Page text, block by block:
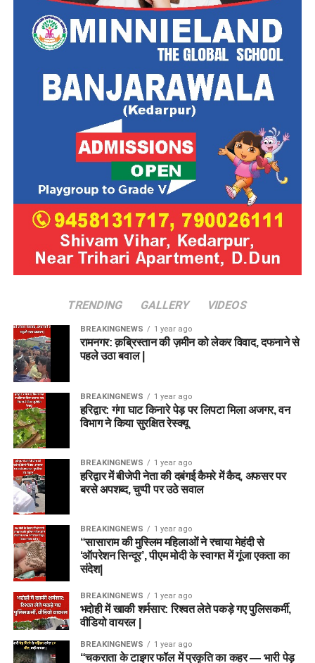
TRENDING GALLERY VIDEOS
BREAKINGNEWS 1 year ago
रामनगर: क़ब्रिस्तान की ज़मीन को लेकर विवाद, दफनाने से
पहले उठा बवाल |
BREAKINGNEWS 1 year ago
हरिद्वार: गंगा घाट किनारे पेड़ पर लिपटा मिला अजगर, वन
विभाग ने किया सुरक्षित रेस्क्यू
BREAKINGNEWS 1 year ago
हरिद्वार में बीजेपी नेता की दबंगई कैमरे में कैद, अफसर पर
बरसे अपशब्द, चुप्पी पर उठे सवाल
BREAKINGNEWS 1 year ago
“सासाराम की मुस्लिम महिलाओं ने रचाया मेहंदी से
‘ऑपरेशन सिन्दूर’, पीएम मोदी के स्वागत में गूंजा एकता का
संदेश|
BREAKINGNEWS 1 year ago
भदोही में खाकी शर्मसार: रिश्वत लेते पकड़े गए पुलिसकर्मी,
वीडियो वायरल |
BREAKINGNEWS 1 year ago
“चकराता के टाइगर फॉल में प्रकृति का कहर — भारी पेड़